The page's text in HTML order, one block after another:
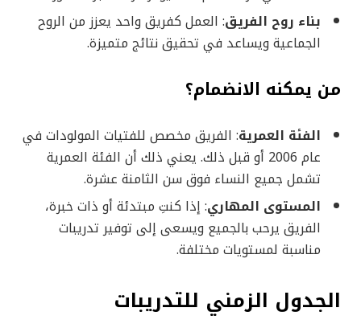
بناء روح الفريق: العمل كفريق واحد يعزز من الروح
الجماعية ويساعد في تحقيق نتائج متميزة.
من يمكنه الانضمام؟
الفئة العمرية: الفريق مخصص للفتيات المولودات في
عام 2006 أو قبل ذلك. يعني ذلك أن الفئة العمرية
تشمل جميع النساء فوق سن الثامنة عشرة.
المستوى المهاري: إذا كنتِ مبتدئة أو ذات خبرة،
الفريق يرحب بالجميع ويسعى إلى توفير تدريبات
مناسبة لمستويات مختلفة.
الجدول الزمني للتدريبات